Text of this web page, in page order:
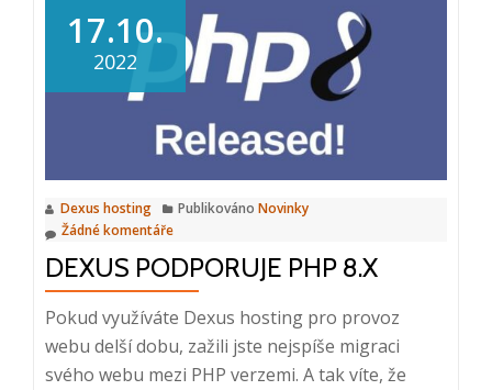
SPF
záznamy
v
doménách
17.10.
2022
Dexus hosting Publikováno Novinky
Žádné komentáře
DEXUS PODPORUJE PHP 8.X
Pokud využíváte Dexus hosting pro provoz
webu delší dobu, zažili jste nejspíše migraci
svého webu mezi PHP verzemi. A tak víte, že